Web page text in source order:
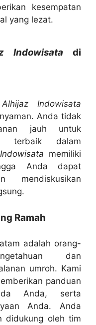
kesempatan
yang lezat.
Indowisata di
Alhijaz Indowisata
Anda tidak
jauh untuk
terbaik dalam
memiliki
Anda dapat
mendiskusikan
Ramah
adalah orang-
dan
umroh. Kami
panduan
Anda, serta
Anda. Anda
didukung oleh tim